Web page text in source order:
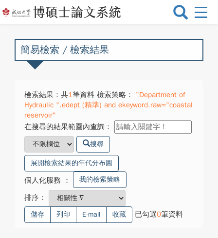
選
換
簡易檢索 / 檢索結果
檢索結果：共1筆資料 檢索策略：
"Department of
Hydraulic ".edept (精準) and ekeyword.raw="coastal
reservoir"
在搜尋的結果範圍內查詢：
搜尋
展開檢索結果的年代分布圖
個人化服務 ： 我的檢索策略
排序：
儲存 列印 E-mail 收藏 已勾選0筆資料